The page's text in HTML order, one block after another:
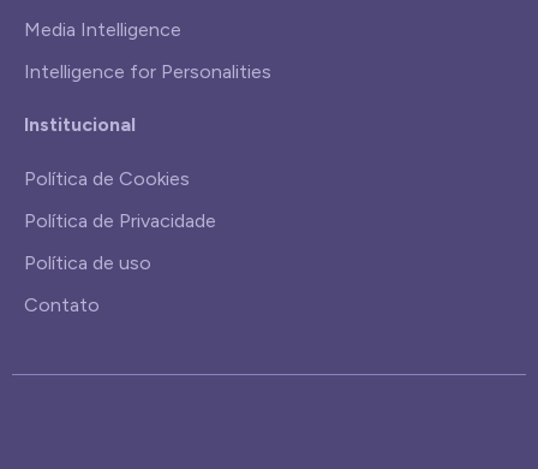
Media Intelligence
Intelligence for Personalities
Institucional
Política de Cookies
Política de Privacidade
Política de uso
Contato